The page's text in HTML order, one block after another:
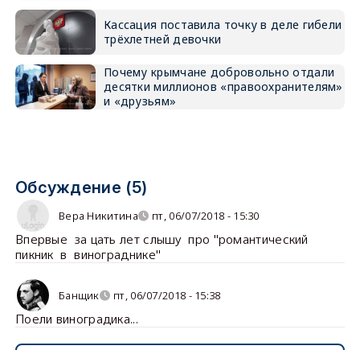
Кассация поставила точку в деле гибели
трёхлетней девочки
Почему крымчане добровольно отдали
десятки миллионов «правоохранителям»
и «друзьям»
Обсуждение (5)
Вера Никитина пт, 06/07/2018 - 15:30
Впервые за цать лет слышу про "романтический
пикник в винограднике"
Банщик пт, 06/07/2018 - 15:38
Поели виноградика...